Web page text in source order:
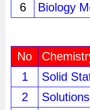
6 Biology
No
1
Solid
2
Solutions